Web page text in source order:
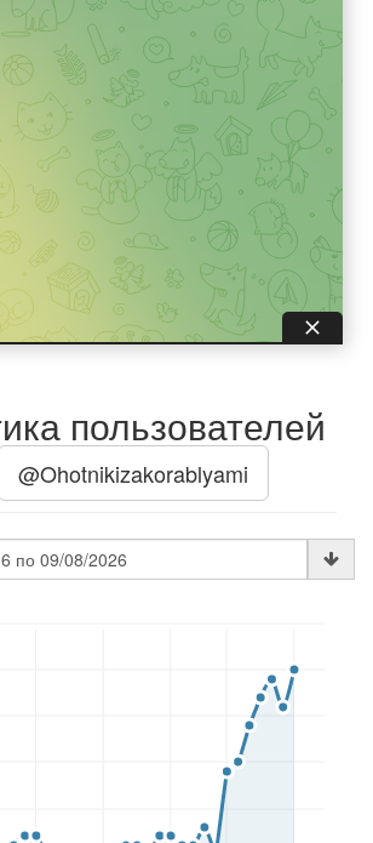
пользователей
@Ohotnikizakorablyami